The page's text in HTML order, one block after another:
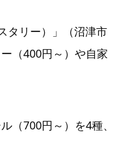
タリー）」（沼津市
（400円～）や自家
（700円～）を4種、